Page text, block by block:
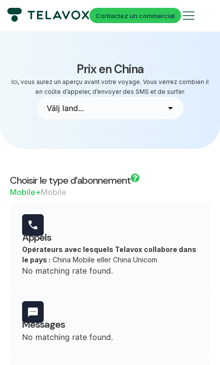
Contactez un commercial
Prix en China
Ici, vous aurez un aperçu avant votre voyage. Vous verrez combien il
en coûte d’appeler, d’envoyer des SMS et de surfer.
Choisir le type d’abonnement
Mobile+Mobile
Appels
Opérateurs avec lesquels Telavox collabore dans
le pays : China Mobile eller China Unicom
No matching rate found.
Messages
No matching rate found.